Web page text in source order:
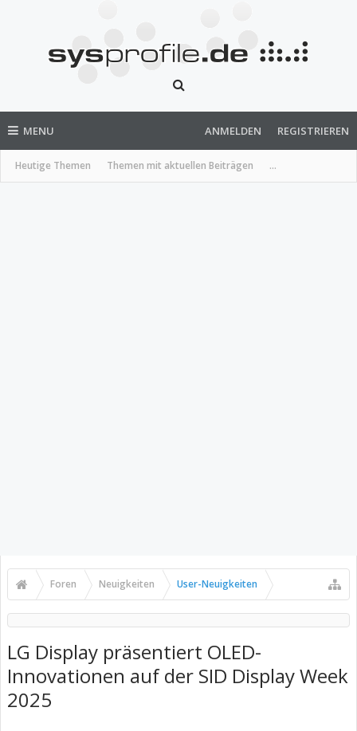
MENU
Heutige Themen Themen mit aktuellen Beiträgen ...
ANMELDEN REGISTRIEREN
Foren Neuigkeiten User-Neuigkeiten
LG Display präsentiert OLED-
Innovationen auf der SID Display Week
2025